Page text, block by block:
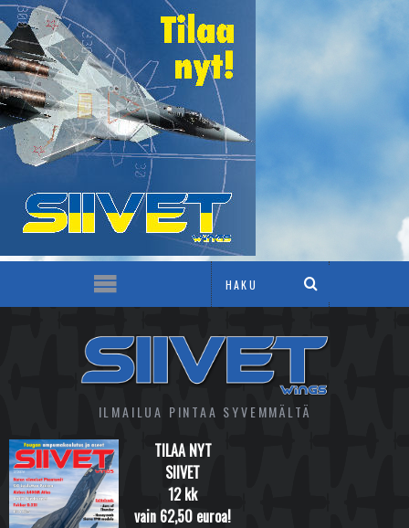
ILMAILUA PINTAA SYVEMMÄLTÄ
TILAA NYT
SIIVET
12 kk
vain 62,50 euroa!